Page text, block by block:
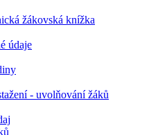
žákovská knížka
údaje
- uvolňování žáků